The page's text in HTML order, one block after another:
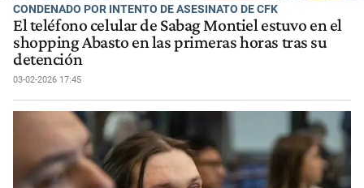
CONDENADO POR INTENTO DE ASESINATO DE CFK
El teléfono celular de Sabag Montiel estuvo en el
shopping Abasto en las primeras horas tras su
detención
03-02-2026 17:45